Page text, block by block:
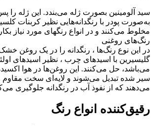
سید آلومینین بصورت ژله می‌بندد. این ژله
به‌صورت پودر با رنگدانه‌هایی نظیر کربنات
مخلوط می‌کنند و در انواع رنگهای مورد نیاز
رنگ‌های روغنی
در این نوع رنگ‌ها ، رنگدانه را در یک روغن
گلیسیرین با اسیدهای چرب ، نظیر اسیدهای
می‌باشد، حل می‌کنند. این روغن‌‌ها در هوا
سیر شده تبدیل می‌شوند و لایه‌ای سخت
می‌دهند که از نفوذ آب در رنگدانه جلوگیری
رقیق‌کننده انواع رنگ